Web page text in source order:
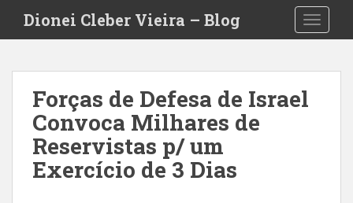
i
Dionei Cleber Vieira – Blog
Forças de Defesa de Israel
Convoca Milhares de
Reservistas p/ um
Exercício de 3 Dias